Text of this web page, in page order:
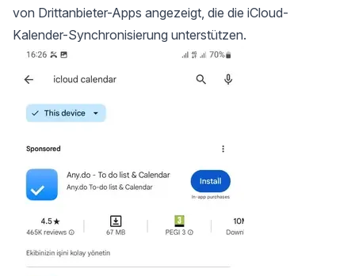
von Drittanbieter-Apps angezeigt, die die iCloud-
Kalender-Synchronisierung unterstützen.